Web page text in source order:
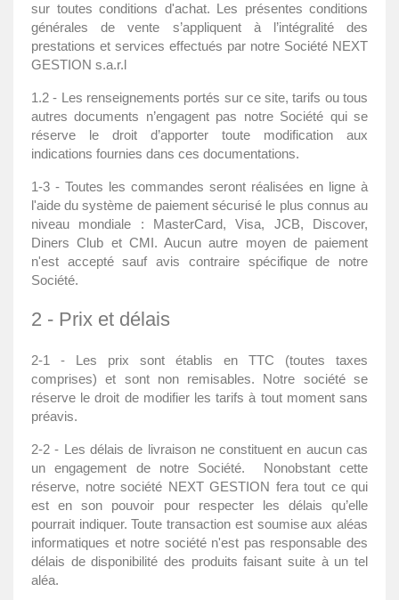
sur toutes conditions d'achat. Les présentes conditions
générales de vente s’appliquent à l’intégralité des
prestations et services effectués par notre Société NEXT
GESTION s.a.r.l
1.2 - Les renseignements portés sur ce site, tarifs ou tous
autres documents n’engagent pas notre Société qui se
réserve le droit d’apporter toute modification aux
indications fournies dans ces documentations.
1-3 - Toutes les commandes seront réalisées en ligne à
l'aide du système de paiement sécurisé le plus connus au
niveau mondiale : MasterCard, Visa, JCB, Discover,
Diners Club et CMI. Aucun autre moyen de paiement
n'est accepté sauf avis contraire spécifique de notre
Société.
2 - Prix et délais
2-1 - Les prix sont établis en TTC (toutes taxes
comprises) et sont non remisables. Notre société se
réserve le droit de modifier les tarifs à tout moment sans
préavis.
2-2 - Les délais de livraison ne constituent en aucun cas
un engagement de notre Société. Nonobstant cette
réserve, notre société NEXT GESTION fera tout ce qui
est en son pouvoir pour respecter les délais qu’elle
pourrait indiquer. Toute transaction est soumise aux aléas
informatiques et notre société n'est pas responsable des
délais de disponibilité des produits faisant suite à un tel
aléa.